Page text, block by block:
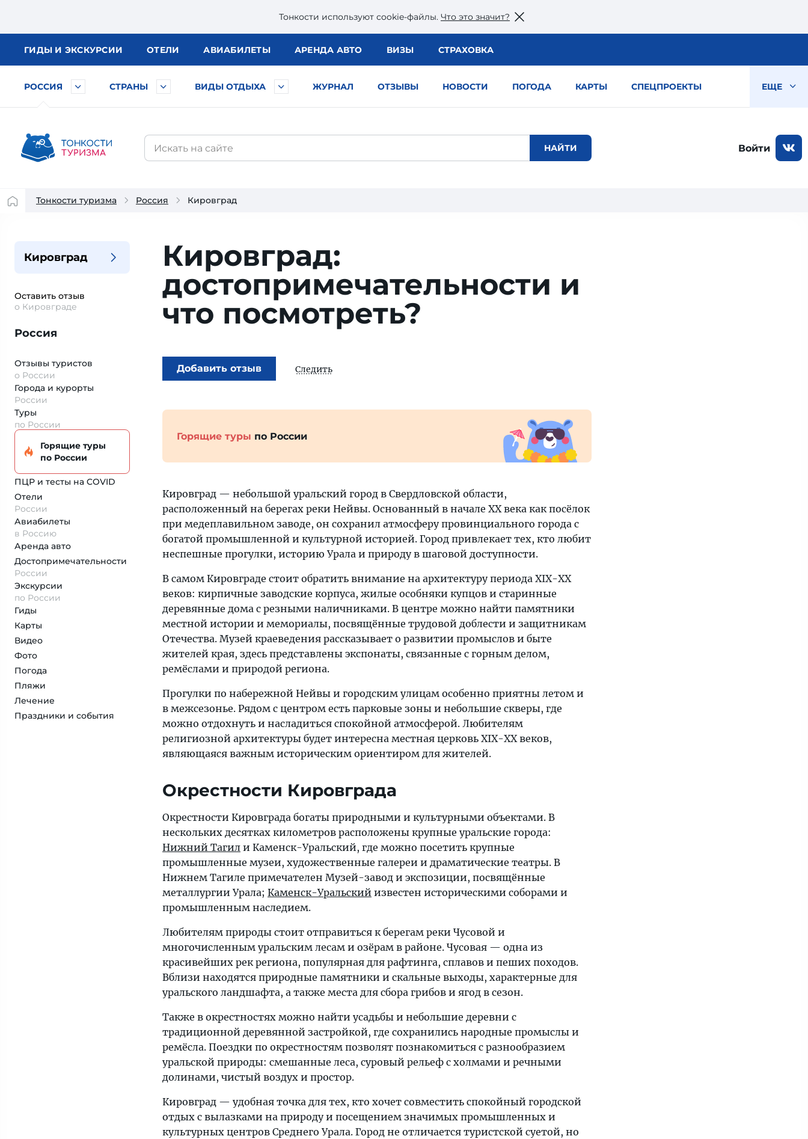
Тонкости используют сookie-файлы. Что это значит?
ГИДЫ И ЭКСКУРСИИ ОТЕЛИ АВИАБИЛЕТЫ АРЕНДА АВТО ВИЗЫ СТРАХОВКА
РОССИЯ СТРАНЫ ВИДЫ ОТДЫХА ЖУРНАЛ ОТЗЫВЫ НОВОСТИ ПОГОДА КАРТЫ СПЕЦПРОЕКТЫ ЕЩЕ
Войти
Тонкости туризма Россия Кировград
Кировград
Оставить отзыв
о Кировграде
Россия
Отзывы туристов
о России
Города и курорты
России
Туры
по России
Горящие туры
по России
ПЦР и тесты на COVID
Отели
России
Авиабилеты
в Россию
Аренда авто
Достопримеча­тельности
России
Экскурсии
по России
Гиды
Карты
Видео
Фото
Погода
Пляжи
Лечение
Праздники и события
Кировград:
достопримечательности и
что посмотреть?
Добавить отзыв Следить
Горящие туры по России
Кировград — небольшой уральский город в Свердловской области,
расположенный на берегах реки Нейвы. Основанный в начале XX века как посёлок
при медеплавильном заводе, он сохранил атмосферу провинциального города с
богатой промышленной и культурной историей. Город привлекает тех, кто любит
неспешные прогулки, историю Урала и природу в шаговой доступности.
В самом Кировграде стоит обратить внимание на архитектуру периода XIX-XX
веков: кирпичные заводские корпуса, жилые особняки купцов и старинные
деревянные дома с резными наличниками. В центре можно найти памятники
местной истории и мемориалы, посвящённые трудовой доблести и защитникам
Отечества. Музей краеведения рассказывает о развитии промыслов и быте
жителей края, здесь представлены экспонаты, связанные с горным делом,
ремёслами и природой региона.
Прогулки по набережной Нейвы и городским улицам особенно приятны летом и
в межсезонье. Рядом с центром есть парковые зоны и небольшие скверы, где
можно отдохнуть и насладиться спокойной атмосферой. Любителям
религиозной архитектуры будет интересна местная церковь XIX-XX веков,
являющаяся важным историческим ориентиром для жителей.
Окрестности Кировграда
Окрестности Кировграда богаты природными и культурными объектами. В
нескольких десятках километров расположены крупные уральские города:
Нижний Тагил и Каменск-Уральский, где можно посетить крупные
промышленные музеи, художественные галереи и драматические театры. В
Нижнем Тагиле примечателен Музей-завод и экспозиции, посвящённые
металлургии Урала; Каменск-Уральский известен историческими соборами и
промышленным наследием.
Любителям природы стоит отправиться к берегам реки Чусовой и
многочисленным уральским лесам и озёрам в районе. Чусовая — одна из
красивейших рек региона, популярная для рафтинга, сплавов и пеших походов.
Вблизи находятся природные памятники и скальные выходы, характерные для
уральского ландшафта, а также места для сбора грибов и ягод в сезон.
Также в окрестностях можно найти усадьбы и небольшие деревни с
традиционной деревянной застройкой, где сохранились народные промыслы и
ремёсла. Поездки по окрестностям позволят познакомиться с разнообразием
уральской природы: смешанные леса, суровый рельеф с холмами и речными
долинами, чистый воздух и простор.
Кировград — удобная точка для тех, кто хочет совместить спокойный городской
отдых с вылазками на природу и посещением значимых промышленных и
культурных центров Среднего Урала. Город не отличается туристской суетой, но